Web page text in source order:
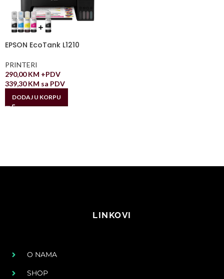
EPSON EcoTank L1210
PRINTERI
290,00KM +PDV
339,30KM sa PDV
DODAJ U KORPU
LINKOVI
O NAMA
SHOP